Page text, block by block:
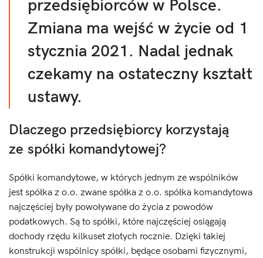
przedsiębiorców w Polsce.
Zmiana ma wejść w życie od 1
stycznia 2021. Nadal jednak
czekamy na ostateczny kształt
ustawy.
Dlaczego przedsiębiorcy korzystają
ze spółki komandytowej?
Spółki komandytowe, w których jednym ze wspólników
jest spółka z o.o. zwane spółka z o.o. spółka komandytowa
najczęściej były powoływane do życia z powodów
podatkowych. Są to spółki, które najczęściej osiągają
dochody rzędu kilkuset złotych rocznie. Dzięki takiej
konstrukcji wspólnicy spółki, będące osobami fizycznymi,